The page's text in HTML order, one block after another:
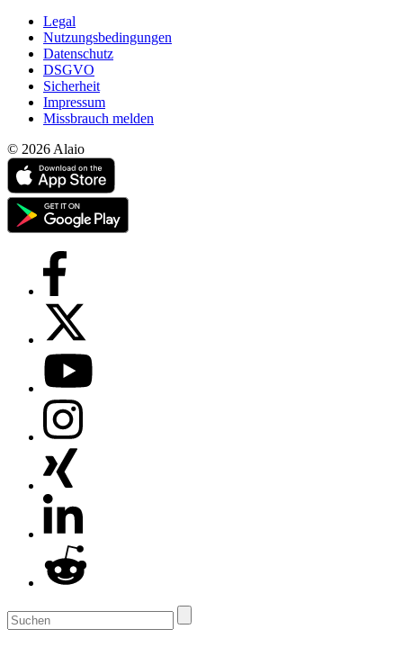
Legal
Nutzungsbedingungen
Datenschutz
DSGVO
Sicherheit
Impressum
Missbrauch melden
© 2026 Alaio